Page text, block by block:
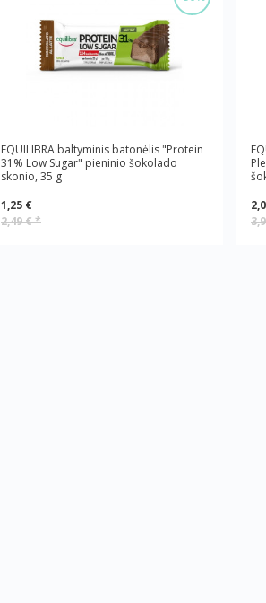
EQUILIBRA baltyminis batonėlis "Protein
31% Low Sugar" pieninio šokolado
skonio, 35 g
1,25 €
2,49 €*